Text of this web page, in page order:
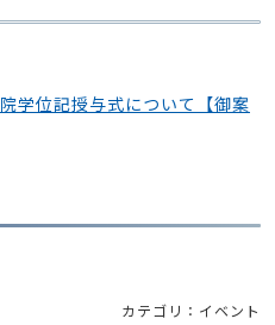
学位記授与式について【御案
カテゴリ：イベント